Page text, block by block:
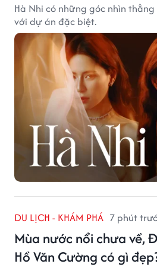
Hà Nhi có những góc nhìn
với dự án đặc biệt.
DU LỊCH - KHÁM PHÁ 7 phút
Mùa nước nổi chưa về,
Hồ Văn Cường có gì